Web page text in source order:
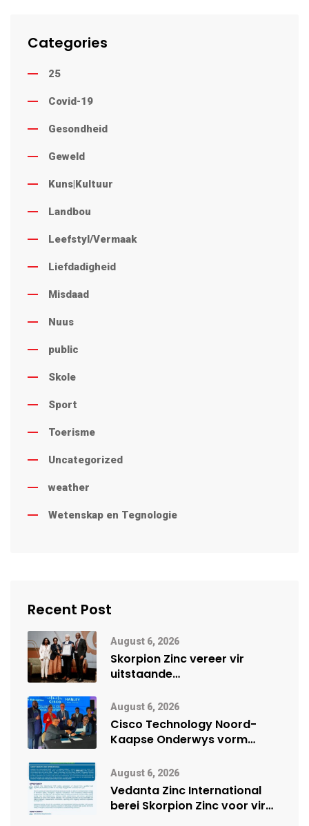
Categories
25
Covid-19
Gesondheid
Geweld
Kuns|Kultuur
Landbou
Leefstyl/Vermaak
Liefdadigheid
Misdaad
Nuus
public
Skole
Sport
Toerisme
Uncategorized
weather
Wetenskap en Tegnologie
Recent Post
August 6, 2026
Skorpion Zinc vereer vir
uitstaande
Namibië Mynbou Ekspo
August 6, 2026
Cisco Technology Noord-
Kaapse Onderwys vorm
vennootskap
August 6, 2026
Vedanta Zinc International
berei Skorpion Zinc voor vir